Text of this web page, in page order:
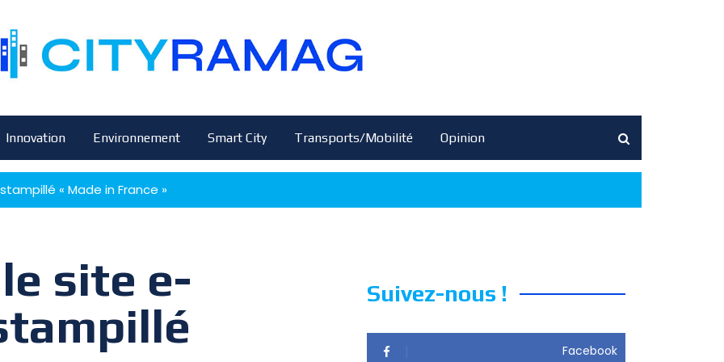
Innovation Environnement Smart City Transports/Mobilité Opinion
« Made in France »
site e-
Suivez-nous !
Facebook